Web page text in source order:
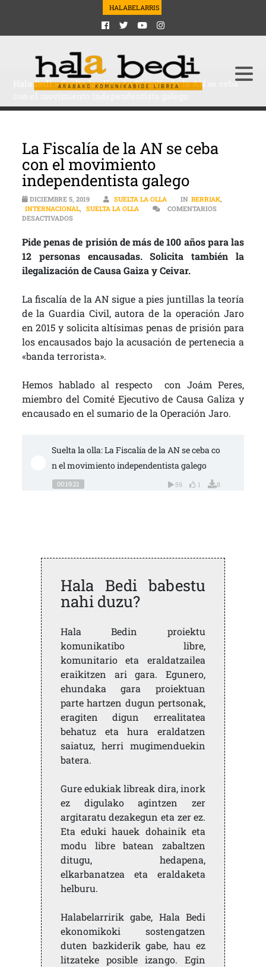
HALABELARRIS
Hala Bedi>Suelta la olla>La Fiscalía de la AN se ceba
La Fiscalía de la AN se ceba
con el movimiento
independentista galego
DICIEMBRE 5, 2019 SUELTA LA OLLA IN BERRIAK,
INTERNACIONAL, SUELTA LA OLLA
COMENTARIOS
DESACTIVADOSEN LA FISCALÍA DE LA AN SE CEBA CON EL MOVIMIENTO
Pide penas de prisión de más de 100 años para las
12 personas encausadas. Solicita también la
ilegalización de Causa Gaiza y Ceivar.
La fiscalía de la AN sigue a pies juntillas la teoría
de la Guardia Civil, autora de la operación Jaro
en 2015 y solicita altísimas penas de prisión para
los encausados bajo la acusación de pertenecia a
«banda terrorista».
Hemos hablado al respecto con Joám Peres,
miembro del Comité Ejecutivo de Causa Galiza y
encausado en el sumario de la Operación Jaro.
Suelta la olla: La Fiscalía de la AN se ceba co
n el movimiento independentista galego
00:19:21 59 1 8
Hala Bedi babestu
nahi duzu?
Hala Bedin proiektu
komunikatibo libre,
komunitario eta eraldatzailea
eraikitzen ari gara. Egunero,
ehundaka gara proiektuan
parte hartzen dugun pertsonak,
eragiten digun errealitatea
behatuz eta hura eraldatzen
saiatuz, herri mugimenduekin
batera.
Gure edukiak libreak dira, inork
ez digulako agintzen zer
argitaratu dezakegun eta zer ez.
Eta eduki hauek dohainik eta
modu libre batean zabaltzen
ditugu, hedapena,
elkarbanatzea eta eraldaketa
helburu.
Halabelarririk gabe, Hala Bedi
ekonomikoki sostengatzen
duten bazkiderik gabe, hau ez
litzateke posible izango. Egin